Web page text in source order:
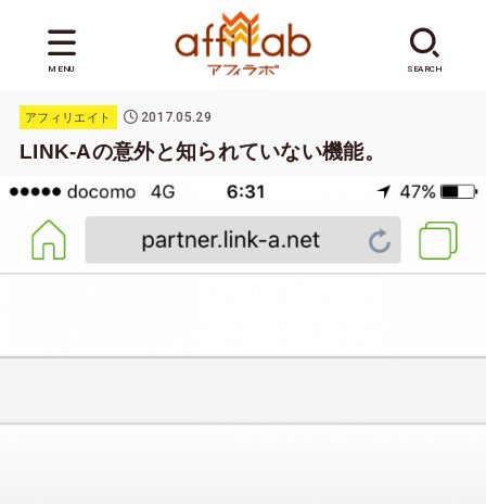
SEARCH
MENU
アフィリエイト 2017.05.29
LINK-Aの意外と知られていない機能。